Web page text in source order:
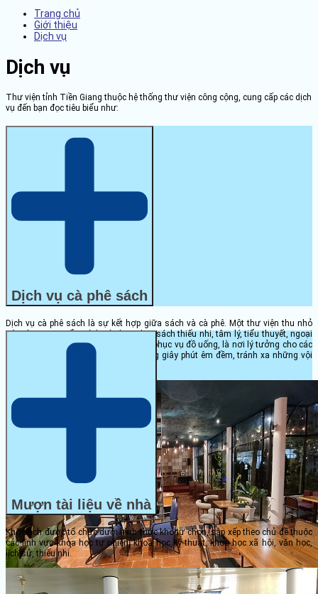
Trang chủ
Giới thiệu
Dịch vụ
Dịch vụ
Thư viện tỉnh Tiền Giang thuộc hệ thống thư viện công cộng, cung cấp các dịch
vụ đến bạn đọc tiêu biểu như:
Dịch vụ cà phê sách
Dịch vụ cà phê sách là sự kết hợp giữa sách và cà phê. Một thư viện thu nhỏ
với trên 800 quyển sách các loại như: sách thiếu nhi, tâm lý, tiểu thuyết, ngoại
văn… được thay đổi thường xuyên và phục vụ đồ uống, là nơi lý tưởng cho các
vị khách thư giãn và tận hưởng những giây phút êm đềm, tránh xa những vội
Mượn tài liệu về nhà
Kho sách được tổ chức dưới hình thức kho tự chọn, sắp xếp theo chủ đề thuộc
các lĩnh vực khoa học tự nhiên, khoa học kỹ thuật, khoa học xã hội, văn học,
lịch sử, thiếu nhi.